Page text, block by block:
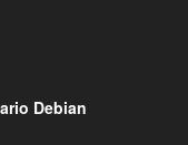
Debian